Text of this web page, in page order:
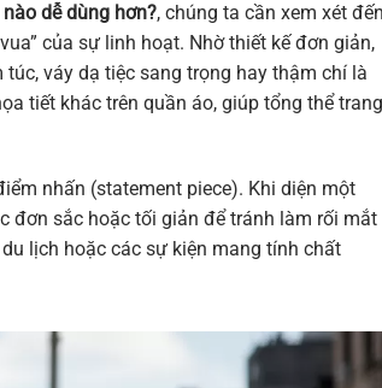
dễ dùng hơn?, chúng ta cần xem xét đến
của sự linh hoạt. Nhờ thiết kế đơn giản,
váy dạ tiệc sang trọng hay thậm chí là
tiết khác trên quần áo, giúp tổng thể trang
nhấn (statement piece). Khi diện một
đơn sắc hoặc tối giản để tránh làm rối mắt
lịch hoặc các sự kiện mang tính chất